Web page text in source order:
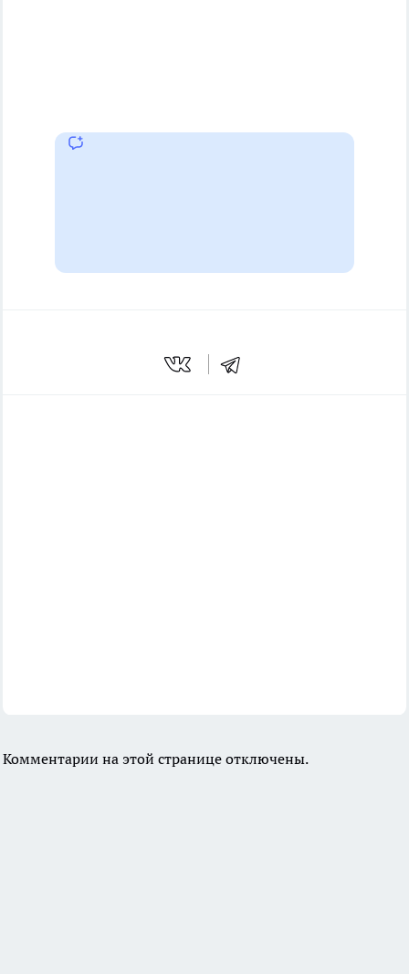
Комментарии на этой странице отключены.